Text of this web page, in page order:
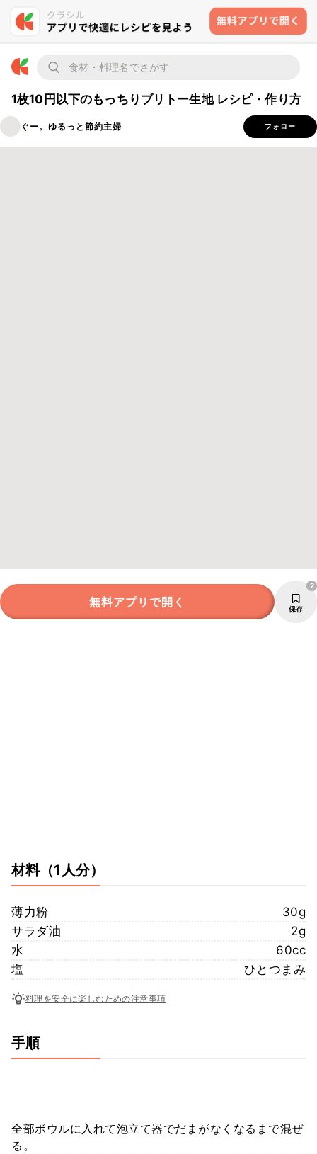
1枚10円以下のもっちりブリトー生地 レシピ・作り方
ぐー。ゆるっと節約主婦 フォロー
無料アプリで開く 保存
2
材料（1人分）
薄力粉
30g
サラダ油
2g
水
60cc
塩
ひとつまみ
料理を安全に楽しむための注意事項
手順
全部ボウルに入れて泡立て器でだまがなくなるまで混ぜ
る。